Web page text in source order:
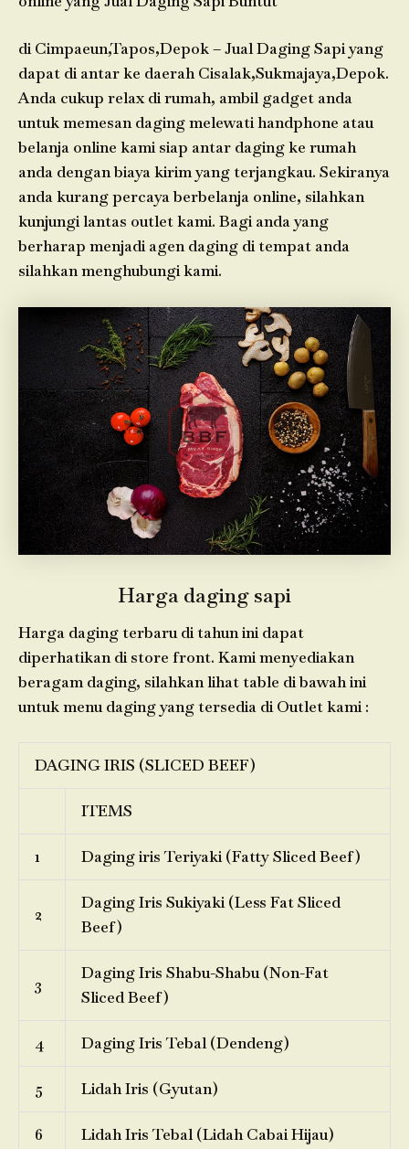
di Cimpaeun,Tapos,Depok – Jual Daging Sapi yang
dapat di antar ke daerah Cisalak,Sukmajaya,Depok.
Anda cukup relax di rumah, ambil gadget anda
untuk memesan daging melewati handphone atau
belanja online kami siap antar daging ke rumah
anda dengan biaya kirim yang terjangkau. Sekiranya
anda kurang percaya berbelanja online, silahkan
kunjungi lantas outlet kami. Bagi anda yang
berharap menjadi agen daging di tempat anda
silahkan menghubungi kami.
Harga daging sapi
Harga daging terbaru di tahun ini dapat
diperhatikan di store front. Kami menyediakan
beragam daging, silahkan lihat table di bawah ini
untuk menu daging yang tersedia di Outlet kami :
DAGING IRIS (SLICED BEEF)
ITEMS
1 Daging iris Teriyaki (Fatty Sliced Beef)
2
Daging Iris Sukiyaki (Less Fat Sliced
Beef)
3
Daging Iris Shabu-Shabu (Non-Fat
Sliced Beef)
4 Daging Iris Tebal (Dendeng)
5 Lidah Iris (Gyutan)
6 Lidah Iris Tebal (Lidah Cabai Hijau)